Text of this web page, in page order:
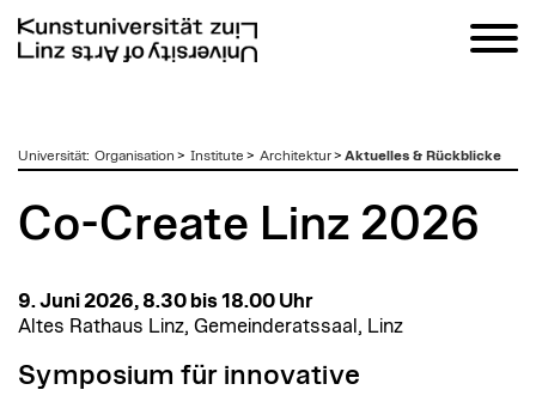
zumUniversität: Organisation > Institute > Architektur> Aktuelles & Rückblicke
Co-Create Linz 2026
9. Juni 2026, 8.30 bis 18.00 Uhr
Altes Rathaus Linz, Gemeinderatssaal, Linz
Symposium für innovative